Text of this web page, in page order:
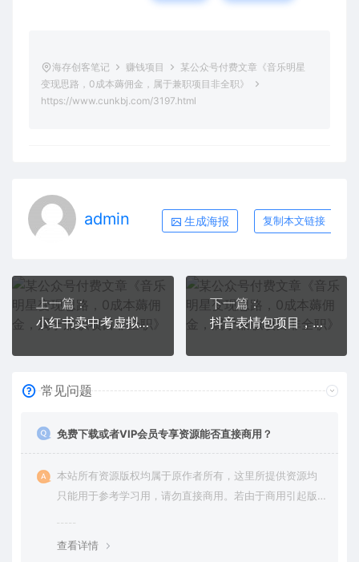
海存创客笔记 赚钱项目
某公众号付费文章《音乐明星
变现思路，0成本薅佣金，属于兼职项目非全职》
https://www.cunkbj.com/3197.html
admin 生成海报 复制本文链接
上一篇：
小红书卖中考虚拟资料变现分享课：轻松月入过万（视频+配套资料）
下一篇：
抖音表情包项目，每天剪辑表情包上传短视频平台，日入3位数+已实操跑通
常见问题
免费下载或者VIP会员专享资源能否直接商用？
本站所有资源版权均属于原作者所有，这里所提供资源均
只能用于参考学习用，请勿直接商用。若由于商用引起版
查看详情